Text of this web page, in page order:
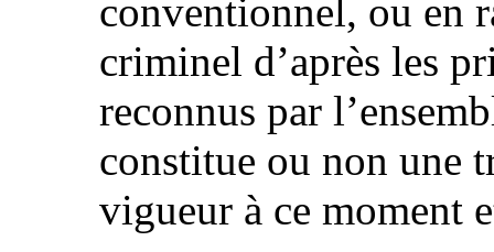
conventionnel, ou en
criminel d’après les
reconnus par
constitue ou non une
vigueur à ce moment